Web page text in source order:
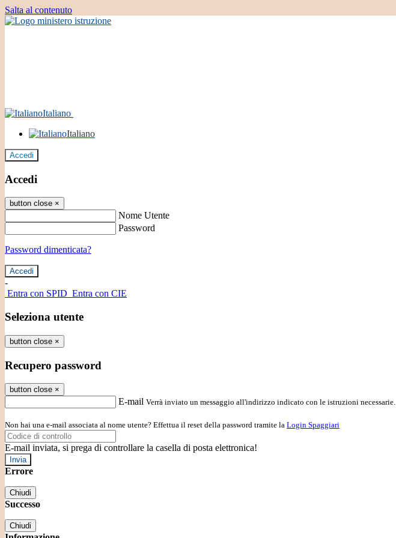
Salta al contenuto
Italiano
Italiano
Accedi
Accedi
button close ×
Nome Utente
Password
Password dimenticata?
-
Entra con SPID Entra con CIE
Seleziona utente
button close ×
Recupero password
button close ×
E-mail Verrà inviato un messaggio all'indirizzo indicato con le istruzioni necessarie.
Non hai una e-mail associata al nome utente? Effettua il reset della password tramite la Login Spaggiari
E-mail inviata, si prega di controllare la casella di posta elettronica!
Errore
Chiudi
Successo
Chiudi